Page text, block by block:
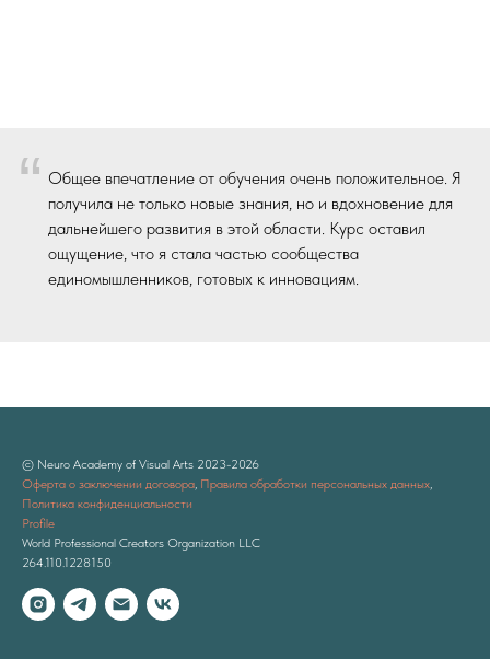
“ Общее впечатление от обучения очень положительное. Я
получила не только новые знания, но и вдохновение для
дальнейшего развития в этой области. Курс оставил
ощущение, что я стала частью сообщества
единомышленников, готовых к инновациям.
© Neuro Academy of Visual Arts 2023-2026
Оферта о заключении договора, Правила обработки персональных данных,
Политика конфиденциальности
Profile
World Professional Creators Organization LLC
264.110.1228150